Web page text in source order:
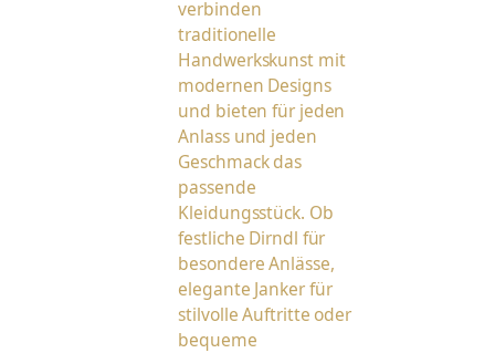
verbinden
traditionelle
Handwerkskunst mit
modernen Designs
und bieten für jeden
Anlass und jeden
Geschmack das
passende
Kleidungsstück. Ob
festliche Dirndl für
besondere Anlässe,
elegante Janker für
stilvolle Auftritte oder
bequeme